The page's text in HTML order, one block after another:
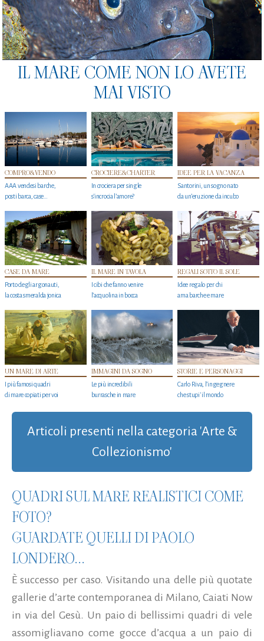
IL MARE COME NON LO AVETE
MAI VISTO
COMPRO&VENDO
AAA vendesi barche,
posti barca, case…
CROCIERE&CHARTER
In crociera per single
s'incrocia l’amore?
IDEE PER LA VACANZA
Santorini, un sogno nato
da un’eruzione da incubo
CASE DA MARE
Porto degli argonauti,
la costa smeralda jonica
IL MARE IN TAVOLA
I cibi che fanno venire
l’acquolina in bocca
REGALI SOTTO IL SOLE
Idee regalo per chi
ama barche e mare
UN MARE DI ARTE
I più famosi quadri
di mare copiati per voi
IMMAGINI DA SOGNO
Le più incredibili
burrasche in mare
STORIE E PERSONAGGI
Carlo Riva, l’ingegnere
che stupi' il mondo
Articoli presenti nella categoria 'Arte &
Collezionismo'
QUADRI SUL MARE REALISTICI COME
FOTO?
GUARDATE QUELLI DI PAOLO
LONDERO...
È successo per caso. Visitando una delle più quotate
gallerie d’arte contemporanea di Milano, Caiati Now
in via del Gesù. Un paio di bellissimi quadri di vele
assomigliavano come gocce d’acqua a un paio di